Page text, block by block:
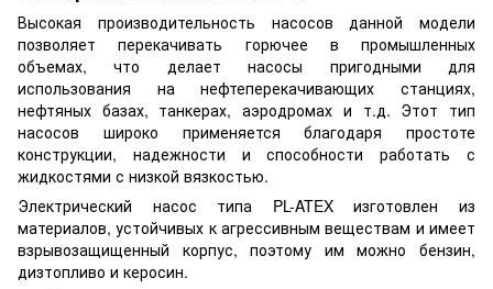
Высокая производительность насосов данной модели
позволяет перекачивать горючее в промышленных
объемах, что делает насосы пригодными для
использования на нефтеперекачивающих станциях,
нефтяных базах, танкерах, аэродромах и т.д. Этот тип
насосов широко применяется благодаря простоте
конструкции, надежности и способности работать с
жидкостями с низкой вязкостью.
Электрический насос типа PL-ATEX изготовлен из
материалов, устойчивых к агрессивным веществам и имеет
взрывозащищенный корпус, поэтому им можно бензин,
дизтопливо и керосин.